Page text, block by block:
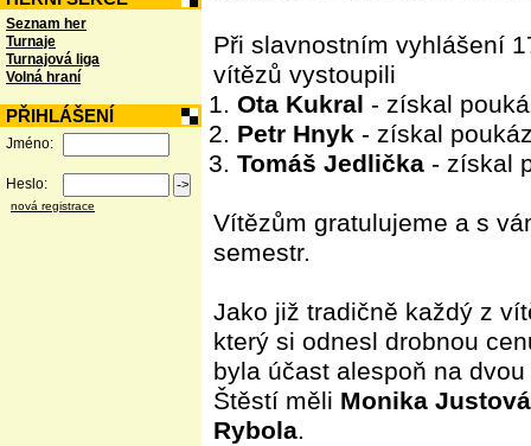
Seznam her
Turnaje
Turnajová liga
Volná hraní
PŘIHLÁŠENÍ
Jméno:
Heslo:
nová registrace
Při slavnostním vyhlášení
vítězů vystoupili
Ota Kukral - získal
Petr Hnyk - získal
Tomáš Jedlička - získal
Vítězům gratulujeme a s
semestr.
Jako již tradičně každý z
který si odnesl drobnou
byla účast alespoň na
Štěstí měli Monika Justová
Rybola.